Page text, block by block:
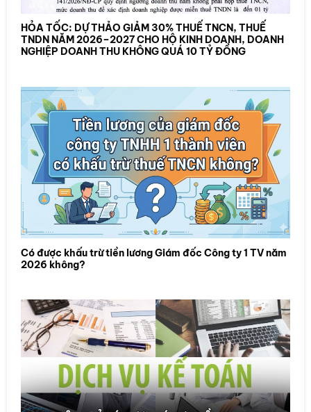
HỎA TỐC: DỰ THẢO GIẢM 30% THUẾ TNCN, THUẾ
TNDN NĂM 2026–2027 CHO HỘ KINH DOANH, DOANH
NGHIỆP DOANH THU KHÔNG QUÁ 10 TỶ ĐỒNG
Có được khấu trừ tiền lương Giám đốc Công ty 1 TV năm
2026 không?